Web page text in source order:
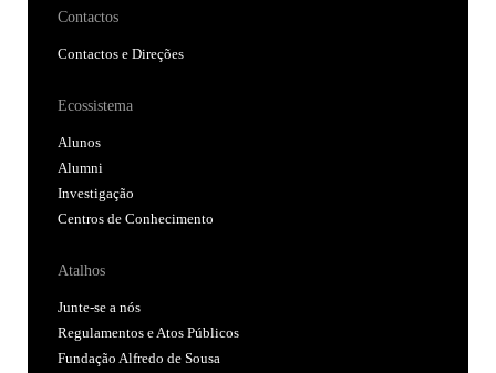
Contactos
Contactos e Direções
Ecossistema
Alunos
Alumni
Investigação
Centros de Conhecimento
Atalhos
Junte-se a nós
Regulamentos e Atos Públicos
Fundação Alfredo de Sousa